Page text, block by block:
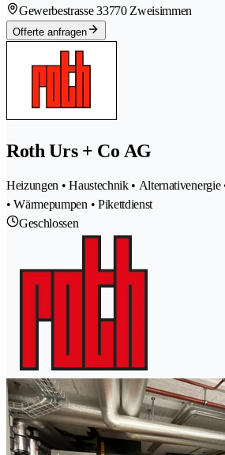
Gewerbestrasse 33770 Zweisimmen
Offerte anfragen
Roth Urs + Co AG
Heizungen • Haustechnik • Alternativenergie
• Wärmepumpen • Pikettdienst
Geschlossen